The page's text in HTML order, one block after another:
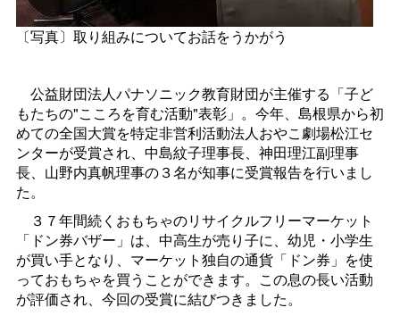
〔写真〕取り組みについてお話をうかがう
公益財団法人パナソニック教育財団が主催する「子ど
もたちの"こころを育む活動"表彰」。今年、島根県から初
めての全国大賞を特定非営利活動法人おやこ劇場松江セ
ンターが受賞され、中島紋子理事長、神田理江副理事
長、山野内真帆理事の３名が知事に受賞報告を行いまし
た。
３７年間続くおもちゃのリサイクルフリーマーケット
「ドン券バザー」は、中高生が売り子に、幼児・小学生
が買い手となり、マーケット独自の通貨「ドン券」を使
っておもちゃを買うことができます。この息の長い活動
が評価され、今回の受賞に結びつきました。